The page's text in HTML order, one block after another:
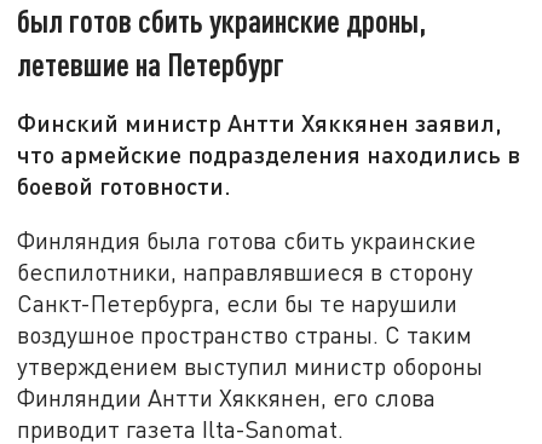
был готов сбить украинские дроны,
летевшие на Петербург
Финский министр Антти Хяккянен заявил,
что армейские подразделения находились в
боевой готовности.
Финляндия была готова сбить украинские
беспилотники, направлявшиеся в сторону
Санкт-Петербурга, если бы те нарушили
воздушное пространство страны. С таким
утверждением выступил министр обороны
Финляндии Антти Хяккянен, его слова
приводит газета Ilta-Sanomat.